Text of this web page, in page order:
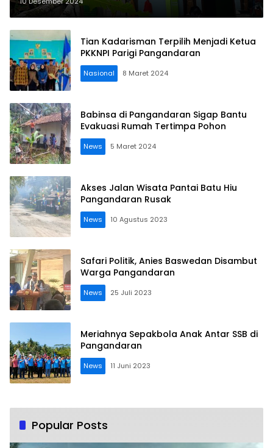
Tian Kadarisman Terpilih Menjadi Ketua
PKKNPI Parigi Pangandaran
Nasional 8 Maret 2024
Babinsa di Pangandaran Sigap Bantu
Evakuasi Rumah Tertimpa Pohon
News 5 Maret 2024
Akses Jalan Wisata Pantai Batu Hiu
Pangandaran Rusak
News 10 Agustus 2023
Safari Politik, Anies Baswedan Disambut
Warga Pangandaran
News 25 Juli 2023
Meriahnya Sepakbola Anak Antar SSB di
Pangandaran
News 11 Juni 2023
Popular Posts